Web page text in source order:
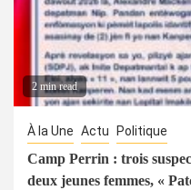
2 min read
À la Une Actu Politique
Camp Perrin : trois
deux jeunes femmes, «